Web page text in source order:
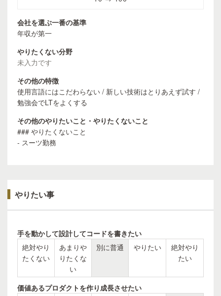
会社を選ぶ一番の基準
年収が第一
やりたくない分野
未入力です
その他の特徴
使用言語にはこだわらない / 新しい技術はとりあえず試す /
勉強会でLTをよくする
その他のやりたいこと・やりたくないこと
### やりたくないこと
- スーツ勤務
やりたい事
手を動かして設計してコードを書きたい
絶対やり
たくない
あまりや
りたくな
い
別に普通 やりたい
絶対やり
たい
価値あるプロダクトを作り成長させたい